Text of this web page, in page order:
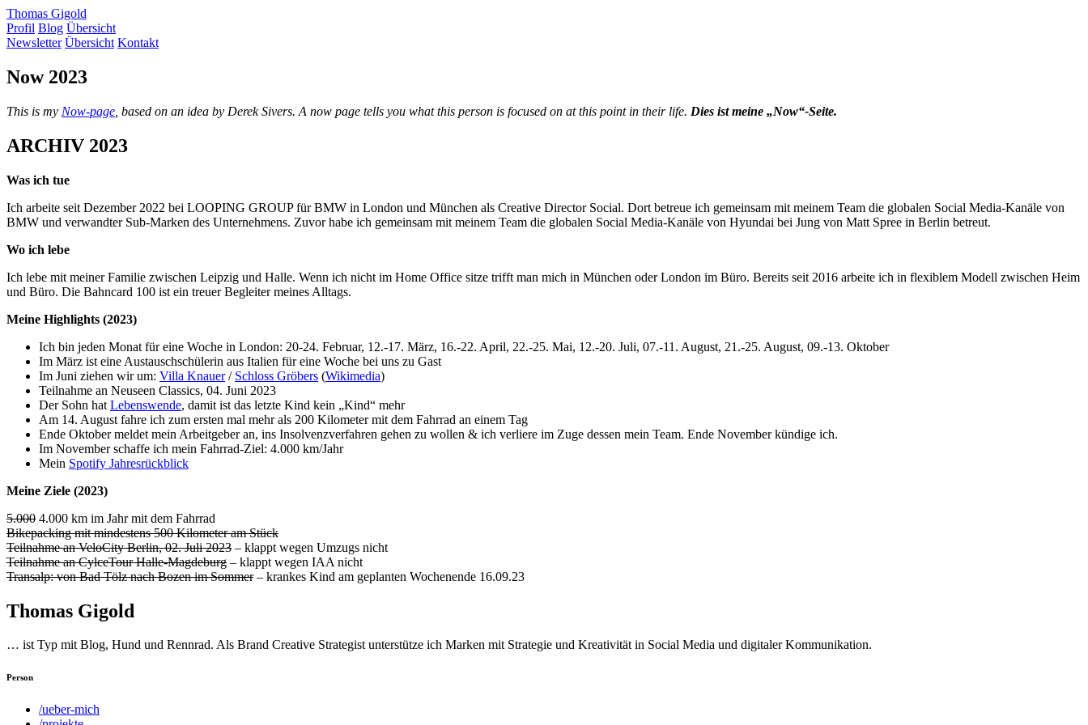
Thomas Gigold
Profil Blog Übersicht
Newsletter Übersicht Kontakt
Now 2023
This is my Now-page , based on an idea by Derek Sivers. A now page tells you what this person is focused on at this point in their life. Dies ist meine „Now“-Seite.
ARCHIV 2023
Was ich tue
Ich arbeite seit Dezember 2022 bei LOOPING GROUP für BMW in London und München als Creative Director Social. Dort betreue ich gemeinsam mit meinem Team die globalen Social Media-Kanäle von
BMW und verwandter Sub-Marken des Unternehmens. Zuvor habe ich gemeinsam mit meinem Team die globalen Social Media-Kanäle von Hyundai bei Jung von Matt Spree in Berlin betreut.
Wo ich lebe
Ich lebe mit meiner Familie zwischen Leipzig und Halle. Wenn ich nicht im Home Office sitze trifft man mich in München oder London im Büro. Bereits seit 2016 arbeite ich in flexiblem Modell zwischen Heim
und Büro. Die Bahncard 100 ist ein treuer Begleiter meines Alltags.
Meine Highlights (2023)
Ich bin jeden Monat für eine Woche in London: 20-24. Februar, 12.-17. März, 16.-22. April, 22.-25. Mai, 12.-20. Juli, 07.-11. August, 21.-25. August, 09.-13. Oktober
Im März ist eine Austauschschülerin aus Italien für eine Woche bei uns zu Gast
Im Juni ziehen wir um: Villa Knauer/ Schloss Gröbers (Wikimedia)
Teilnahme an Neuseen Classics, 04. Juni 2023
Der Sohn hat Lebenswende, damit ist das letzte Kind kein „Kind“ mehr
Am 14. August fahre ich zum ersten mal mehr als 200 Kilometer mit dem Fahrrad an einem Tag
Ende Oktober meldet mein Arbeitgeber an, ins Insolvenzverfahren gehen zu wollen & ich verliere im Zuge dessen mein Team. Ende November kündige ich.
Im November schaffe ich mein Fahrrad-Ziel: 4.000 km/Jahr
Mein Spotify Jahresrückblick
Meine Ziele (2023)
5.000 4.000 km im Jahr mit dem Fahrrad
Bikepacking mit mindestens 500 Kilometer am Stück
Teilnahme an VeloCity Berlin, 02. Juli 2023 – klappt wegen Umzugs nicht
Teilnahme an CylceTour Halle-Magdeburg – klappt wegen IAA nicht
Transalp: von Bad Tölz nach Bozen im Sommer– krankes Kind am geplanten Wochenende 16.09.23
Thomas Gigold
… ist Typ mit Blog, Hund und Rennrad. Als Brand Creative Strategist unterstütze ich Marken mit Strategie und Kreativität in Social Media und digitaler Kommunikation.
Person
/ueber-mich